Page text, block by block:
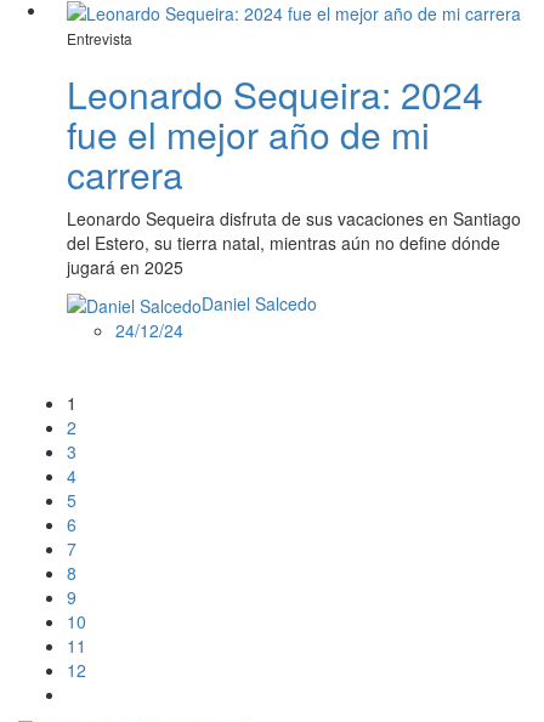
Entrevista
Leonardo Sequeira: 2024
fue el mejor año de mi
carrera
Leonardo Sequeira disfruta de sus vacaciones en Santiago
del Estero, su tierra natal, mientras aún no define dónde
jugará en 2025
Daniel Salcedo
24/12/24
1
2
3
4
5
6
7
8
9
10
11
12